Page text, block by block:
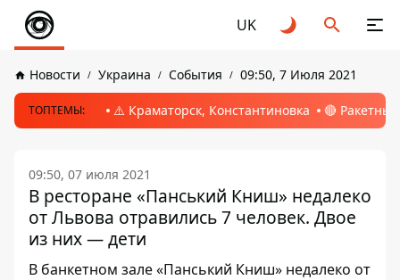
UK
Новости Украина События 09:50, 7 Июля 2021
ТОПТЕМЫ: ⚠️ Краматорск, Константиновка 🔴
09:50, 07 июля 2021
В ресторане «Панський Книш» недалеко
от Львова отравились 7 человек. Двое
из них — дети
В банкетном зале «Панський Книш» недалеко от